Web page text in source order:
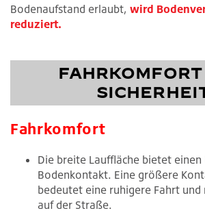
Bodenaufstand erlaubt, wird
reduziert.
Fahrkomfort
Die breite Lauffläche bietet einen
Bodenkontakt. Eine größere
bedeutet eine ruhigere Fahrt
auf der Straße.